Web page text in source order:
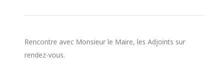
Rencontre avec Monsieur le Maire, les Adjoints sur
rendez-vous.